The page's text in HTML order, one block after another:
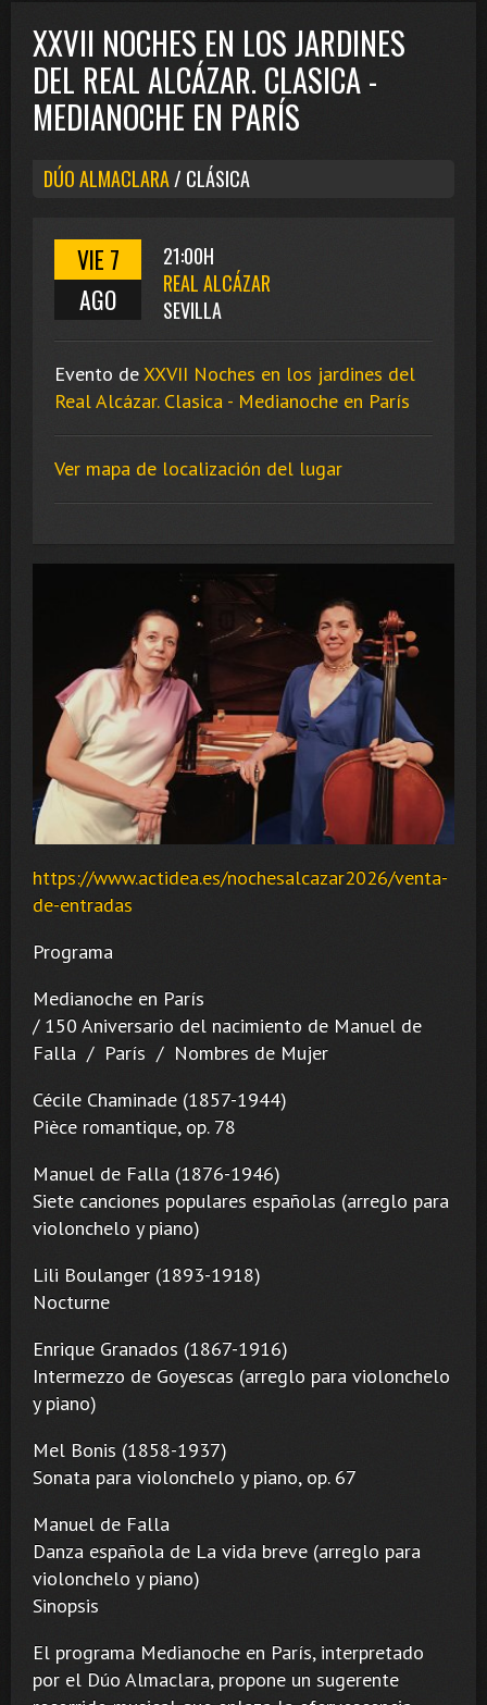
XXVII NOCHES EN LOS JARDINES
DEL REAL ALCÁZAR. CLASICA -
MEDIANOCHE EN PARÍS
DÚO ALMACLARA/ CLÁSICA
VIE 7
AGO
21:00H
REAL ALCÁZAR
SEVILLA
Evento deXXVII Noches en los jardines del
Real Alcázar. Clasica - Medianoche en París
Ver mapa de localización del lugar
https://www.actidea.es/nochesalcazar2026/venta-
de-entradas
Programa
Medianoche en París
/ 150 Aniversario del nacimiento de Manuel de
Falla / París / Nombres de Mujer
Cécile Chaminade (1857-1944)
Pièce romantique, op. 78
Manuel de Falla (1876-1946)
Siete canciones populares españolas (arreglo para
violonchelo y piano)
Lili Boulanger (1893-1918)
Nocturne
Enrique Granados (1867-1916)
Intermezzo de Goyescas (arreglo para violonchelo
y piano)
Mel Bonis (1858-1937)
Sonata para violonchelo y piano, op. 67
Manuel de Falla
Danza española de La vida breve (arreglo para
violonchelo y piano)
Sinopsis
El programa Medianoche en París, interpretado
por el Dúo Almaclara, propone un sugerente